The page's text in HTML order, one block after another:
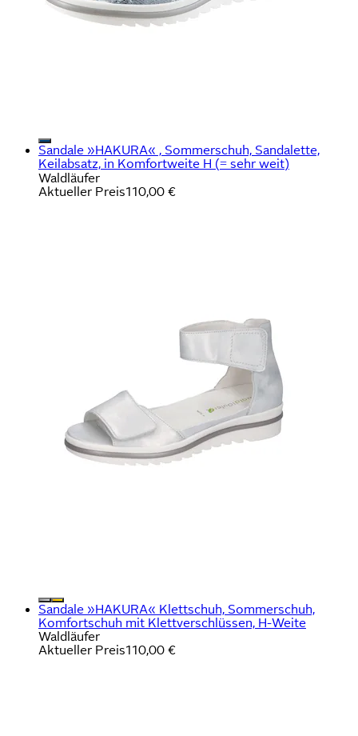
Sandale »HAKURA« , Sommerschuh, Sandalette,
Keilabsatz, in Komfortweite H (= sehr weit)
Waldläufer
Aktueller Preis110,00 €
Sandale »HAKURA« Klettschuh, Sommerschuh,
Komfortschuh mit Klettverschlüssen, H-Weite
Waldläufer
Aktueller Preis110,00 €